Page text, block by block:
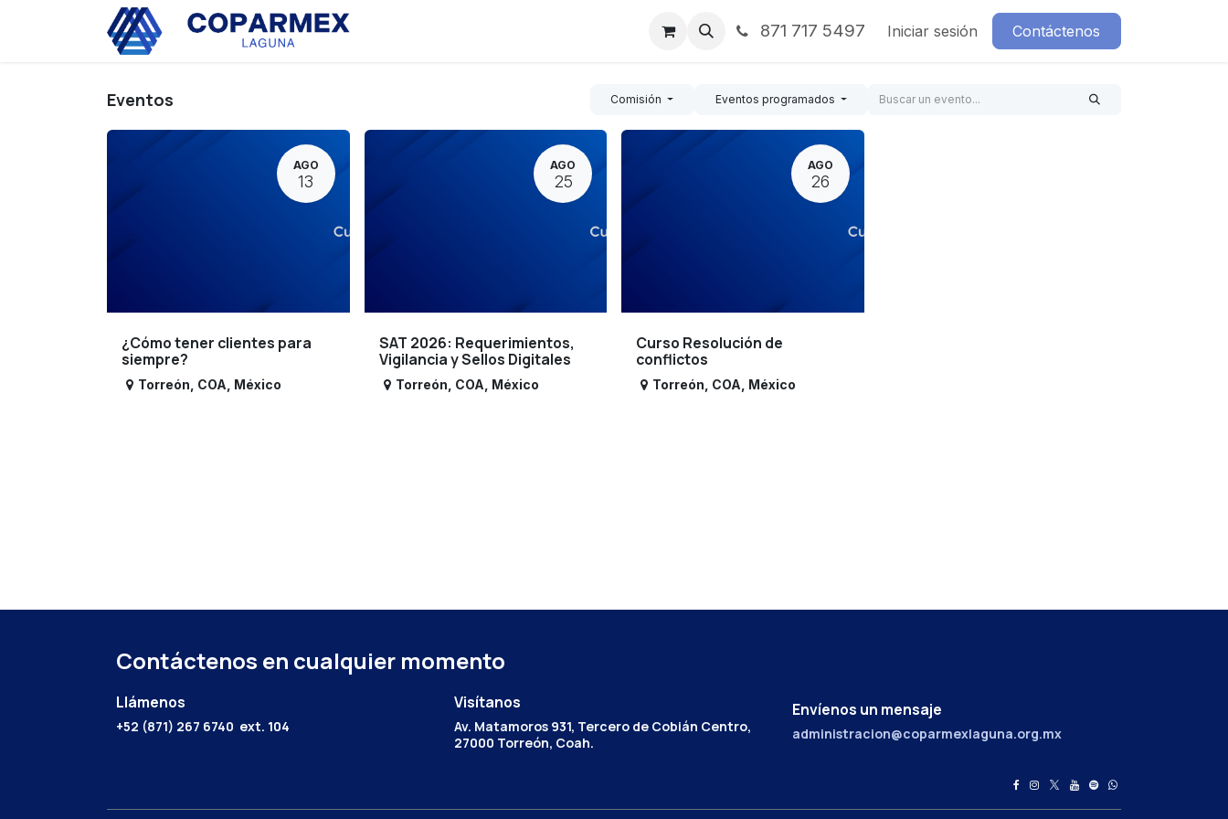
Noticias Contáctenos871 717 5497 Iniciar sesión Contáctenos
Eventos Comisión Eventos programados
AGO
13
¿Cómo tener clientes para
siempre?
Torreón COA México
AGO
25
SAT 2026: Requerimientos,
Vigilancia y Sellos Digitales
Torreón COA México
AGO
26
Curso Resolución de
conflictos
Torreón COA México
Contáctenos en cualquier momento
Llámenos
+52 (871) 267 6740 ext. 104
Envíenos un mensaje
administracion@coparmexlaguna.org.mx
Visítanos
Av. Matamoros 931, Tercero de Cobián Centro,
27000 Torreón, Coah.